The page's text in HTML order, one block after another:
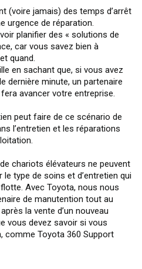
(voire jamais) des temps d’arrêt
urgence de réparation.
planifier des « solutions de
car vous savez bien à
quand.
en sachant que, si vous avez
dernière minute, un partenaire
avancer votre entreprise.
peut faire de ce scénario de
l’entretien et les réparations
chariots élévateurs ne peuvent
type de soins et d’entretien qui
Avec Toyota, nous nous
de manutention tout au
la vente d’un nouveau
vous devez savoir si vous
comme Toyota 360 Support